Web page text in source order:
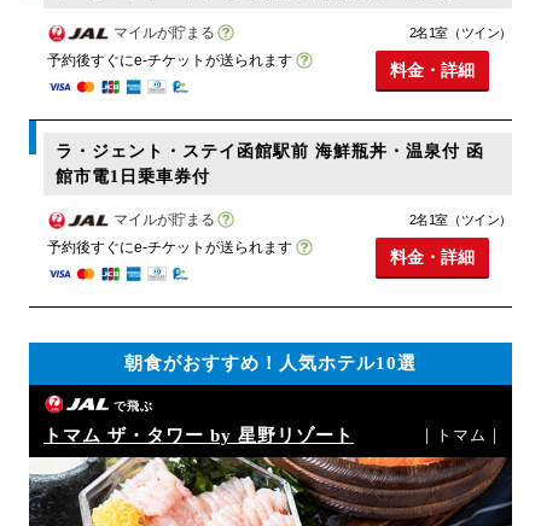
マイルが貯まる
予約後すぐにe-チケットが送られます
2名1室（ツイン）
料金・詳細
ラ・ジェント・ステイ函館駅前 海鮮瓶丼・温泉付 函
館市電1日乗車券付
マイルが貯まる
予約後すぐにe-チケットが送られます
2名1室（ツイン）
料金・詳細
朝食がおすすめ！人気ホテル10選
で飛ぶ
トマム ザ・タワー by 星野リゾート ｜トマム｜